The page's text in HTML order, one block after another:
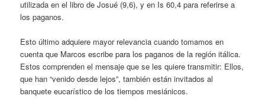
utilizada en el libro de Josué (9,6), y en Is 60,4 para referirse a
los paganos.
Esto último adquiere mayor relevancia cuando tomamos en
cuenta que Marcos escribe para los paganos de la región itálica.
Estos comprenden el mensaje que se les quiere transmitir: Ellos,
que han “venido desde lejos”, también están invitados al
banquete eucarístico de los tiempos mesiánicos.